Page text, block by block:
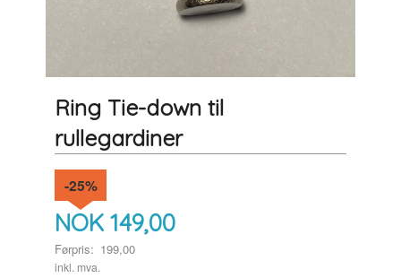
Ring Tie-down til
rullegardiner
NOK 149,00
Førpris: 199,00
Rabatt
-25%
inkl. mva.